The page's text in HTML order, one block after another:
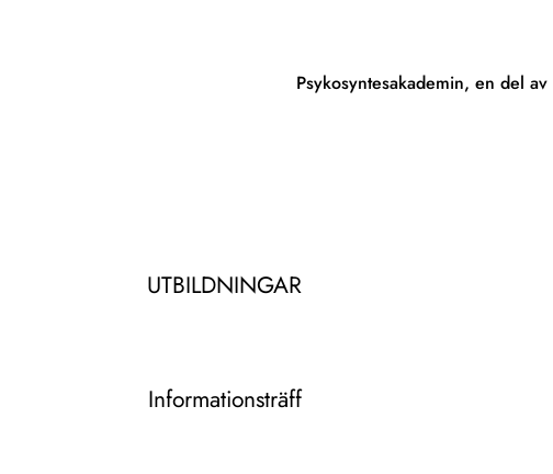
Psykosyntesakademin, en del av
UTBILDNINGAR
Informationsträff